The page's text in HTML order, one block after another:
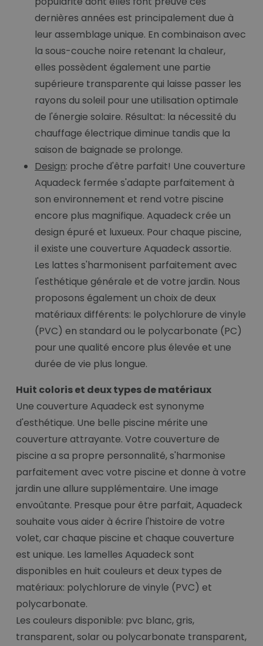
dernières années est principalement due à
leur assemblage unique. En combinaison avec
la sous-couche noire retenant la chaleur,
elles possèdent également une partie
supérieure transparente qui laisse passer les
rayons du soleil pour une utilisation optimale
de l'énergie solaire. Résultat: la nécessité du
chauffage électrique diminue tandis que la
saison de baignade se prolonge.
Design: proche d'être parfait! Une couverture
Aquadeck fermée s'adapte parfaitement à
son environnement et rend votre piscine
encore plus magnifique. Aquadeck crée un
design épuré et luxueux. Pour chaque piscine,
il existe une couverture Aquadeck assortie.
Les lattes s'harmonisent parfaitement avec
l'esthétique générale et de votre jardin. Nous
proposons également un choix de deux
matériaux différents: le polychlorure de vinyle
(PVC) en standard ou le polycarbonate (PC)
pour une qualité encore plus élevée et une
durée de vie plus longue.
Huit coloris et deux types de matériaux
Une couverture Aquadeck est synonyme
d'esthétique. Une belle piscine mérite une
couverture attrayante. Votre couverture de
piscine a sa propre personnalité, s'harmonise
parfaitement avec votre piscine et donne à votre
jardin une allure supplémentaire. Une image
envoûtante. Presque pour être parfait, Aquadeck
souhaite vous aider à écrire l'histoire de votre
volet, car chaque piscine et chaque couverture
est unique. Les lamelles Aquadeck sont
disponibles en huit couleurs et deux types de
matériaux: polychlorure de vinyle (PVC) et
polycarbonate.
Les couleurs disponible: pvc blanc, gris,
transparent, solar ou polycarbonate transparent,